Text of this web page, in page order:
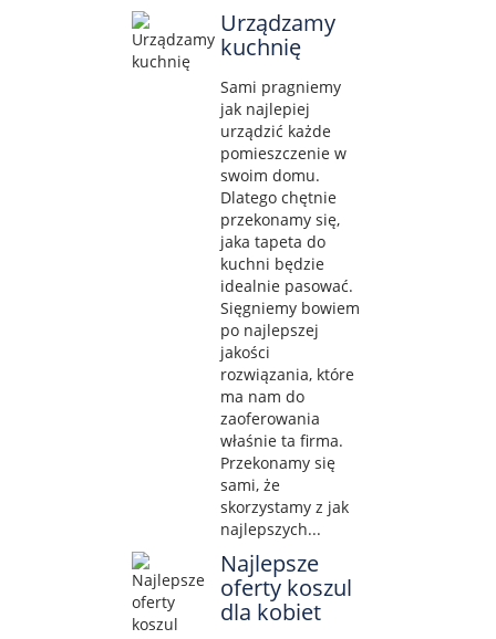
Urządzamy
kuchnię
Sami pragniemy
jak najlepiej
urządzić każde
pomieszczenie w
swoim domu.
Dlatego chętnie
przekonamy się,
jaka tapeta do
kuchni będzie
idealnie pasować.
Sięgniemy bowiem
po najlepszej
jakości
rozwiązania, które
ma nam do
zaoferowania
właśnie ta firma.
Przekonamy się
sami, że
skorzystamy z jak
najlepszych...
Najlepsze
oferty koszul
dla kobiet